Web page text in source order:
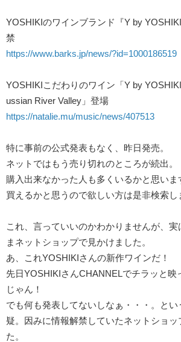
YOSHIKI のワインブランド『Y by YOSHIKI
禁
https://www.barks.jp/news/?id=1000186519
YOSHIKI こだわりのワイン「 Y by YOSHIKI
ussian River Valley 」登場
https://natalie.mu/music/news/407513
特に事前の公式発表もなく、昨日発売。
ネットではもう売り切れのところが続出。
購入出来なかった人も多くいるかと思い
買えるかと思うので欲しい方は是非検索し
これ、言っていいのかわかりませんが、実
まネットショップで見かけました。
あ、これYOSHIKI さんの新作ワインだ！
先日YOSHIKI さんCHANNELでチラッと映
じゃん！
でも何も発表してないしなぁ・・・。と
疑。因みに情報解禁していたネットショッ
た。